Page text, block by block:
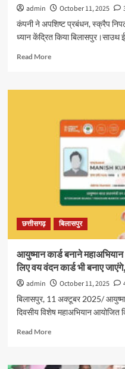
admin October 11, 2025
कंपनी ने अपशिष्ट प्रबंधन, स्क्रैप
ध्यान केंद्रित किया
Read MoreRead
एसईसीएल
अभियान
5.0
फुट
अधिक
मुक्त
करने
का
निर्धारित
किया
छत्तीसगढ़ बिलासपुर
आयुष्मान कार्ड बनाने
लिए वय वंदन कार्ड भी बनाए
admin October 11, 2025
बिलासपुर, 11 अक्टूबर 2025/
दिवसीय विशेष महाअभियान आयोजित
Read MoreRead
आयुष्मान